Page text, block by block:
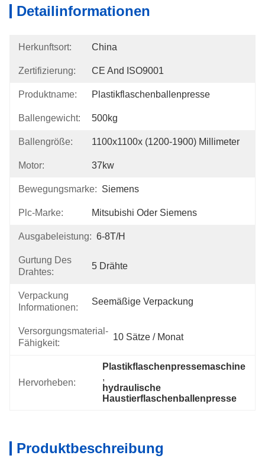
Detailinformationen
Herkunftsort: China
Zertifizierung: CE And ISO9001
Produktname: Plastikflaschenballenpresse
Ballengewicht: 500kg
Ballengröße: 1100x1100x (1200-1900) Millimeter
Motor: 37kw
Bewegungsmarke: Siemens
Plc-Marke: Mitsubishi Oder Siemens
Ausgabeleistung: 6-8T/H
Gurtung Des
Drahtes:
5 Drähte
Verpackung
Informationen:
Seemäßige Verpackung
Versorgungsmaterial-
Fähigkeit:
10 Sätze / Monat
Hervorheben:
Plastikflaschenpressemaschine
,
hydraulische
Haustierflaschenballenpresse
Produktbeschreibung